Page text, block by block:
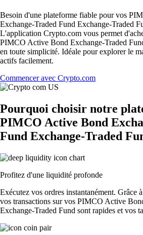
Besoin d'une plateforme fiable pour vos
Exchange-Traded Fund Exchange-Traded
L'application Crypto.com vous permet
PIMCO Active Bond Exchange-Traded
en toute simplicité. Idéale pour explorer le
actifs facilement.
Commencer avec Crypto.com
Pourquoi choisir notre
PIMCO Active Bond
Fund Exchange-Traded
Profitez d'une liquidité profonde
Exécutez vos ordres instantanément. Grâce
vos transactions sur vos PIMCO Active
Exchange-Traded Fund sont rapides et vos